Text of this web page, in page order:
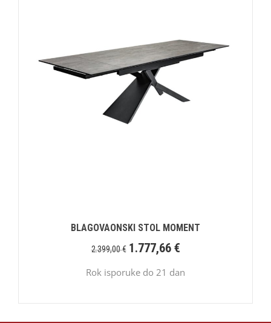
BLAGOVAONSKI STOL MOMENT
2.399,00€ 1.777,66 €
Rok isporuke do 21 dan